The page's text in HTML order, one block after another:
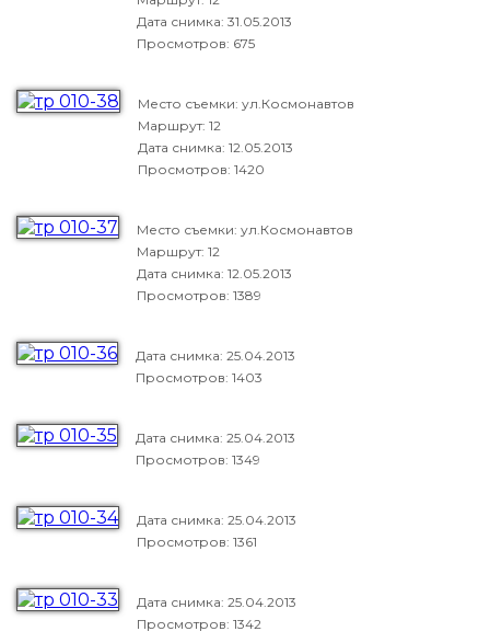
Дата снимка: 31.05.2013
Просмотров: 675
Место съемки: ул.Космонавтов
Маршрут: 12
Дата снимка: 12.05.2013
Просмотров: 1420
Место съемки: ул.Космонавтов
Маршрут: 12
Дата снимка: 12.05.2013
Просмотров: 1389
Дата снимка: 25.04.2013
Просмотров: 1403
Дата снимка: 25.04.2013
Просмотров: 1349
Дата снимка: 25.04.2013
Просмотров: 1361
Дата снимка: 25.04.2013
Просмотров: 1342